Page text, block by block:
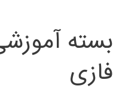
بسته
فازی